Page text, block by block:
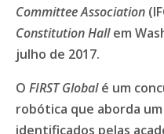
Committee Association
Constitution Hallem
julho de 2017.
O FIRST Globalé um
robótica que aborda
identificados pelas